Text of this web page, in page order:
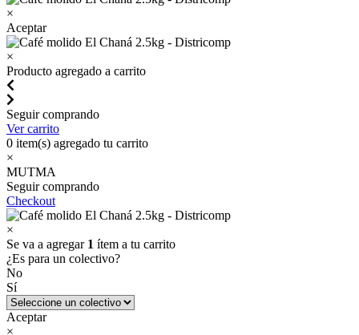
×
Aceptar
×
Producto agregado a carrito
Seguir comprando
Ver carrito
0 item(s) agregado tu carrito
×
MUTMA
Seguir comprando
Checkout
×
Se va a agregar 1 ítem a tu carrito
¿Es para un colectivo?
No
Sí
Aceptar
×